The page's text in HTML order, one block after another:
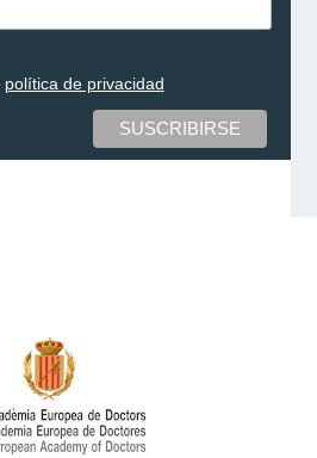
política de privacidad